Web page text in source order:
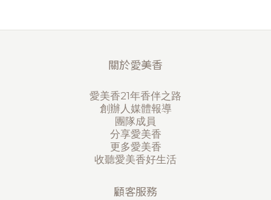
關於愛美香
愛美香21年香伴之路
創辦人媒體報導
團隊成員
分享愛美香
更多愛美香
收聽愛美香好生活
顧客服務